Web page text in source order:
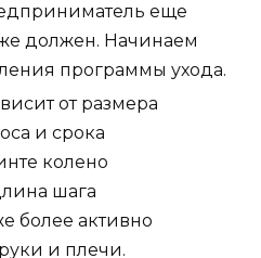
еще
должен. Начинаем
программы ухода.
от размера
и срока
колено
шага
более активно
и плечи.